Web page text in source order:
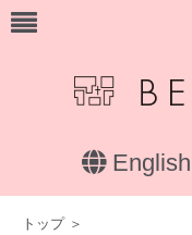
English
トップ＞